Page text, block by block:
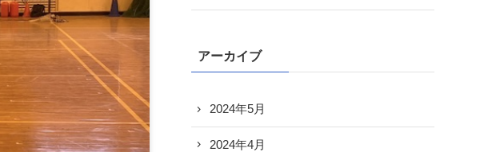
アーカイブ
2024年5月
2024年4月